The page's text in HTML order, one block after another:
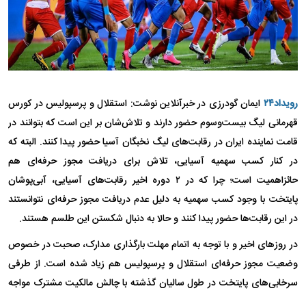
رویداد۲۴
ایمان گودرزی در خبرآنلاین نوشت: استقلال و پرسپولیس در کورس
قهرمانی لیگ بیست‌وسوم حضور دارند و تلاش‌شان بر این است که بتوانند در
قامت نماینده ایران در رقابت‌های لیگ نخبگان آسیا حضور پیدا کنند. البته که
در کنار کسب سهمیه آسیایی، تلاش برای دریافت مجوز حرفه‌ای هم
حائزاهمیت است؛ چرا که در ۲ دوره اخیر رقابت‌های آسیایی، آبی‌پوشان
پایتخت با وجود کسب سهمیه به دلیل عدم دریافت مجوز حرفه‌ای نتوانستند
در این رقابت‌ها حضور پیدا کنند و حالا به دنبال شکستن این طلسم هستند.
در روز‌های اخیر و با توجه به اتمام مهلت بارگذاری مدارک، صحبت در خصوص
وضعیت مجوز حرفه‌ای استقلال و پرسپولیس هم زیاد شده است. از طرفی
سرخابی‌های پایتخت در طول سالیان گذشته با چالش مالکیت مشترک مواجه